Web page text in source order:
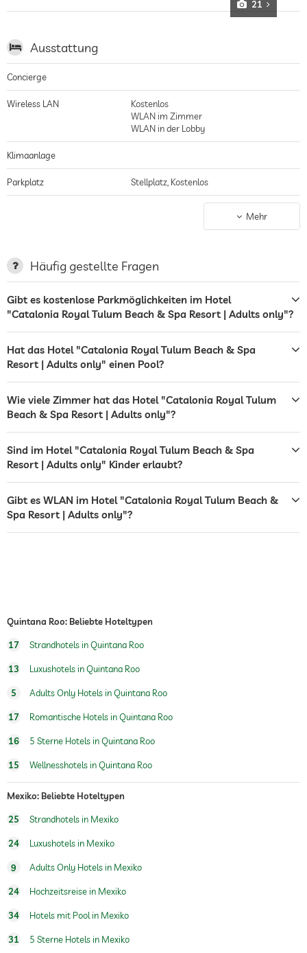
21
Ausstattung
Concierge
Wireless LAN
Kostenlos
WLAN im Zimmer
WLAN in der Lobby
Klimaanlage
Parkplatz Stellplatz, Kostenlos
Garten/Außenbereich
Bar
Rezeption 24h Empfang
Zimmerservice
Tischtennis
Außenpool Ganzjährig geöffnet
Wassersportmöglichkeiten
Tauchen
Massagen für 2
Maniküre
Mehr
Häufig gestellte Fragen
Gibt es kostenlose Parkmöglichkeiten im Hotel
"Catalonia Royal Tulum Beach & Spa Resort | Adults only"?
Hat das Hotel "Catalonia Royal Tulum Beach & Spa
Resort | Adults only" einen Pool?
Wie viele Zimmer hat das Hotel "Catalonia Royal Tulum
Beach & Spa Resort | Adults only"?
Sind im Hotel "Catalonia Royal Tulum Beach & Spa
Resort | Adults only" Kinder erlaubt?
Gibt es WLAN im Hotel "Catalonia Royal Tulum Beach &
Spa Resort | Adults only"?
Quintana Roo: Beliebte Hoteltypen
17 Strandhotels in Quintana Roo
13 Luxushotels in Quintana Roo
5 Adults Only Hotels in Quintana Roo
17 Romantische Hotels in Quintana Roo
16 5 Sterne Hotels in Quintana Roo
15 Wellnesshotels in Quintana Roo
Mexiko: Beliebte Hoteltypen
25 Strandhotels in Mexiko
24 Luxushotels in Mexiko
9 Adults Only Hotels in Mexiko
24 Hochzeitsreise in Mexiko
34 Hotels mit Pool in Mexiko
31 5 Sterne Hotels in Mexiko